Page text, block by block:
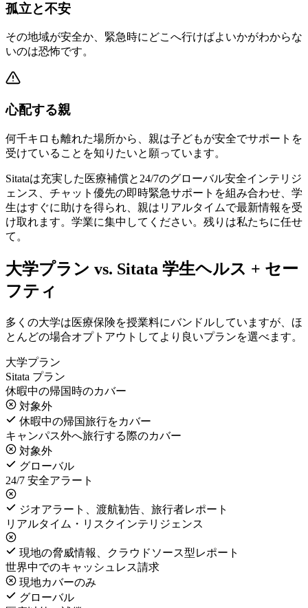
孤立と不安
その地域が安全か、緊急時にどこへ行けばよいかがわからな
いのは恐怖です。
心配する親
何千キロも離れた場所から、親は子どもが安全でサポートを
受けていることを知りたいと願っています。
Sitataは充実した医療補償と24/7のグローバル安全インテリジ
ェンス、チャット優先の即時緊急サポートを組み合わせ、学
生はすぐに助けを得られ、親はリアルタイムで最新情報を受
け取れます。学業に集中してください。残りは私たちに任せ
て。
大学プラン vs. Sitata 学生ヘルス + セー
フティ
多くの大学は医療保険を授業料にバンドルしていますが、ほ
とんどの場合オプトアウトしてより良いプランを選べます。
大学プラン
Sitata プラン
休暇中の帰国時のカバー
対象外
休暇中の帰国旅行をカバー
キャンパス外へ旅行する際のカバー
対象外
グローバル
24/7 安全アラート
ジオアラート、渡航勧告、旅行者レポート
リアルタイム・リスクインテリジェンス
現地の脅威情報、クラウドソース型レポート
世界中でのキャッシュレス請求
現地カバーのみ
グローバル